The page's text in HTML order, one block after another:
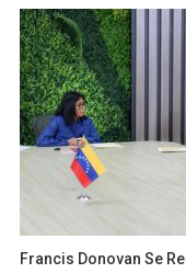
Francis Donovan Se